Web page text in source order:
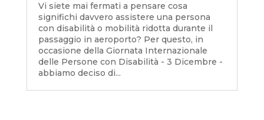
Vi siete mai fermati a pensare cosa
significhi davvero assistere una persona
con disabilità o mobilità ridotta durante il
passaggio in aeroporto? Per questo, in
occasione della Giornata Internazionale
delle Persone con Disabilità - 3 Dicembre -
abbiamo deciso di...